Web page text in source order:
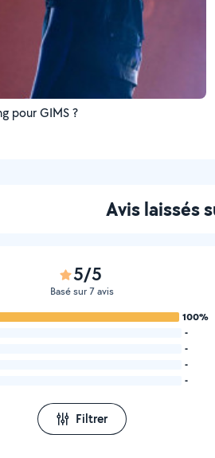
pour GIMS ?
Avis laissés
5/5
Basé sur 7 avis
100%
-
-
-
-
Filtrer